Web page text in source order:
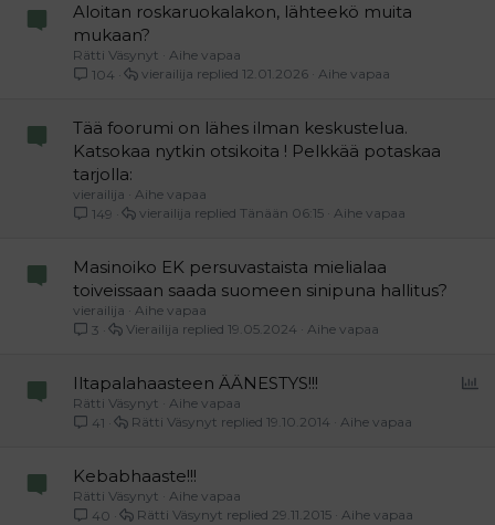
Aloitan roskaruokalakon, lähteekö muita
mukaan?
Rätti Väsynyt
Aihe vapaa
104
Aihe vapaa
12.01.2026
vierailija
Tää foorumi on lähes ilman keskustelua.
Katsokaa nytkin otsikoita ! Pelkkää potaskaa
tarjolla:
vierailija
Aihe vapaa
149
Aihe vapaa
Tänään 06:15
vierailija
Masinoiko EK persuvastaista mielialaa
toiveissaan saada suomeen sinipuna hallitus?
vierailija
Aihe vapaa
3
Aihe vapaa
19.05.2024
Vierailija
Iltapalahaasteen ÄÄNESTYS!!!
Rätti Väsynyt
Aihe vapaa
41
Aihe vapaa
19.10.2014
Rätti Väsynyt
Kebabhaaste!!!
Rätti Väsynyt
Aihe vapaa
40
Aihe vapaa
29.11.2015
Rätti Väsynyt